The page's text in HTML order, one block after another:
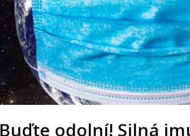
Buďte odolní! Silná